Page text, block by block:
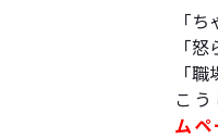
「
「
「
こ
ム